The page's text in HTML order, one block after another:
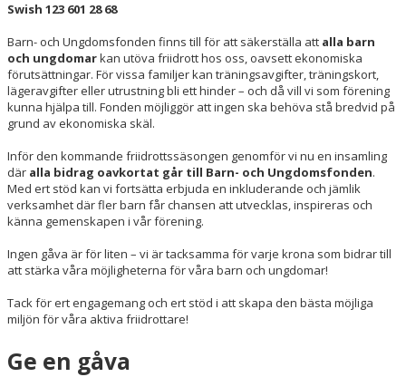
Swish 123 601 28 68
Barn- och Ungdomsfonden finns till för att säkerställa att alla barn
och ungdomarkan utöva friidrott hos oss, oavsett ekonomiska
förutsättningar. För vissa familjer kan träningsavgifter, träningskort,
lägeravgifter eller utrustning bli ett hinder – och då vill vi som förening
kunna hjälpa till. Fonden möjliggör att ingen ska behöva stå bredvid på
grund av ekonomiska skäl.
Inför den kommande friidrottssäsongen genomför vi nu en insamling
där alla bidrag oavkortat går till Barn- och Ungdomsfonden.
Med ert stöd kan vi fortsätta erbjuda en inkluderande och jämlik
verksamhet där fler barn får chansen att utvecklas, inspireras och
känna gemenskapen i vår förening.
Ingen gåva är för liten – vi är tacksamma för varje krona som bidrar till
att stärka våra möjligheterna för våra barn och ungdomar!
Tack för ert engagemang och ert stöd i att skapa den bästa möjliga
miljön för våra aktiva friidrottare!
Ge en gåva